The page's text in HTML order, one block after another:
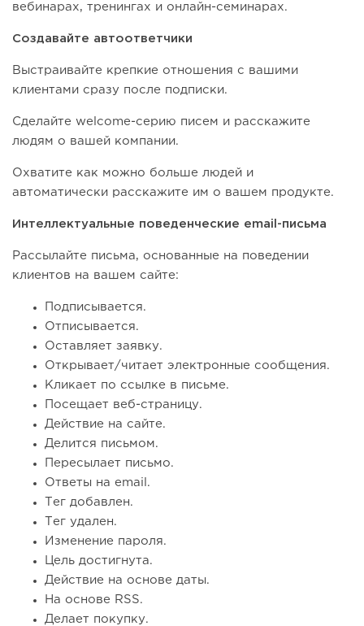
вебинарах, тренингах и онлайн-семинарах.
Создавайте автоответчики
Выстраивайте крепкие отношения с вашими
клиентами сразу после подписки.
Сделайте welcome-серию писем и расскажите
людям о вашей компании.
Охватите как можно больше людей и
автоматически расскажите им о вашем продукте.
Интеллектуальные поведенческие email-письма
Рассылайте письма, основанные на поведении
клиентов на вашем сайте:
Подписывается.
Отписывается.
Оставляет заявку.
Открывает/читает электронные сообщения.
Кликает по ссылке в письме.
Посещает веб-страницу.
Действие на сайте.
Делится письмом.
Пересылает письмо.
Ответы на email.
Тег добавлен.
Тег удален.
Изменение пароля.
Цель достигнута.
Действие на основе даты.
На основе RSS.
Делает покупку.